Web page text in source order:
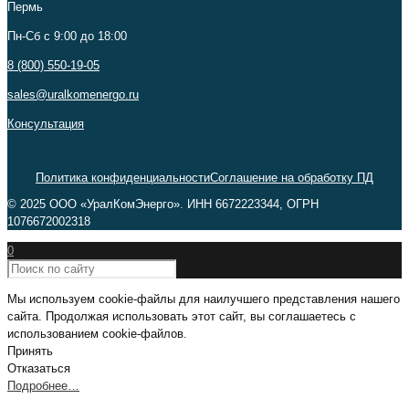
Пермь
Пн-Сб c 9:00 до 18:00
8 (800) 550-19-05
sales@uralkomenergo.ru
Консультация
Политика конфиденциальностиСоглашение на обработку ПД
© 2025 ООО «УралКомЭнерго». ИНН 6672223344, ОГРН
1076672002318
0
Мы используем cookie-файлы для наилучшего представления нашего
сайта. Продолжая использовать этот сайт, вы соглашаетесь с
использованием cookie-файлов.
Принять
Отказаться
Подробнее…